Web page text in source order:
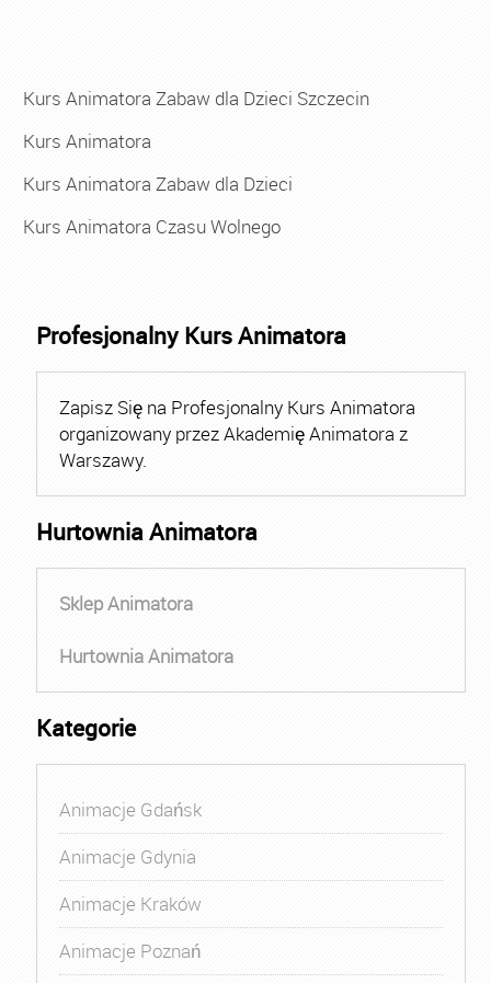
Kurs Animatora Zabaw dla Dzieci Szczecin
Kurs Animatora
Kurs Animatora Zabaw dla Dzieci
Kurs Animatora Czasu Wolnego
Profesjonalny Kurs Animatora
Zapisz Się na Profesjonalny Kurs Animatora
organizowany przez Akademię Animatora z
Warszawy.
Hurtownia Animatora
Sklep Animatora
Hurtownia Animatora
Kategorie
Animacje Gdańsk
Animacje Gdynia
Animacje Kraków
Animacje Poznań